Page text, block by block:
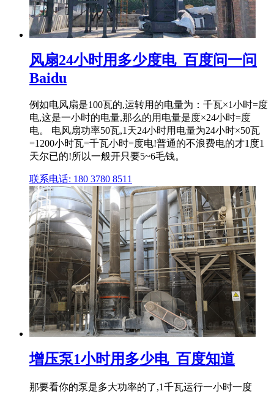
风扇24小时用多少度电_百度问一问
Baidu
例如电风扇是100瓦的,运转用的电量为：千瓦×1小时=度
电,这是一小时的电量,那么的用电量是度×24小时=度
电。 电风扇功率50瓦,1天24小时用电量为24小时×50瓦
=1200小时瓦=千瓦小时=度电!普通的不浪费电的才1度1
天尔已的!所以一般开只要5~6毛钱。
联系电话: 180 3780 8511
增压泵1小时用多少电_百度知道
那要看你的泵是多大功率的了,1千瓦运行一小时一度